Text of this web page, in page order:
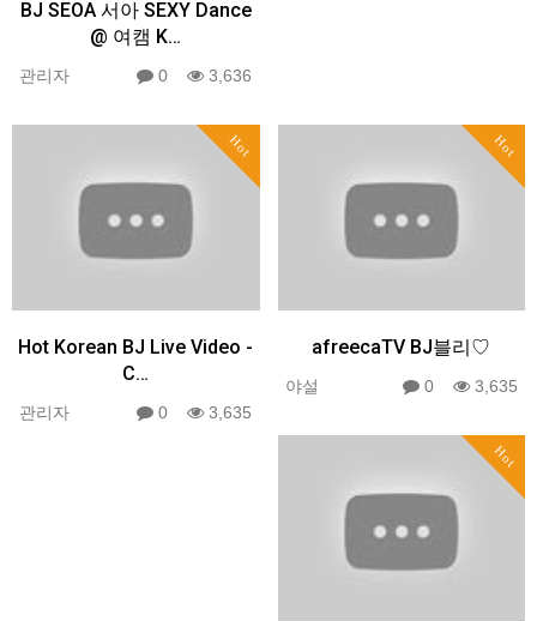
BJ SEOA 서아 SEXY Dance
@ 여캠 K…
관리자 0 3,636
Hot
Hot Korean BJ Live Video -
C…
관리자 0 3,635
Hot
afreecaTV BJ블리♡
야설 0 3,635
Hot